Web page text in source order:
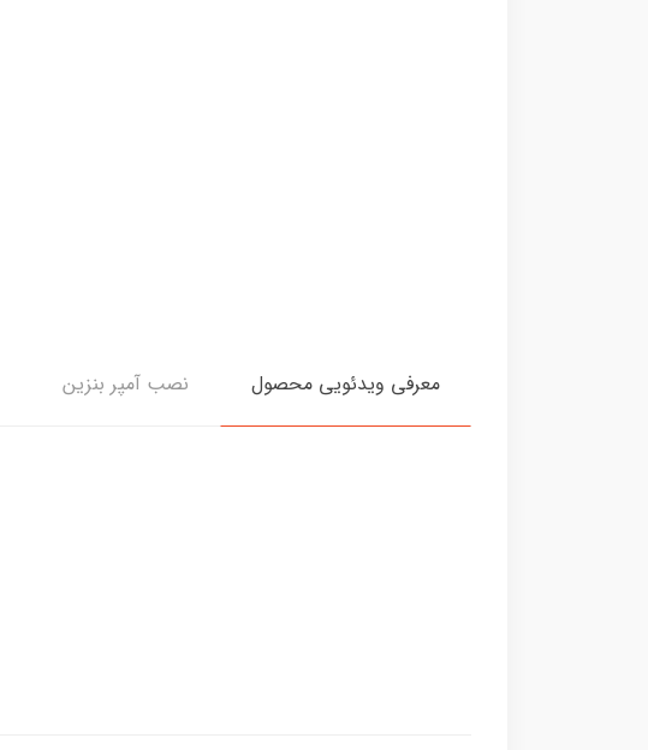
معرفی ویدئویی محصول نصب آمپر بنزین